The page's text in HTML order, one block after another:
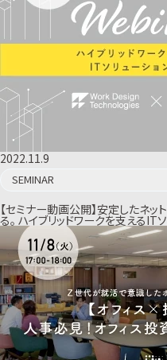
2022.11.9
SEMINAR
【セミナー動画公開】安定したネ
る。 ハイブリッドワークを支えるIT